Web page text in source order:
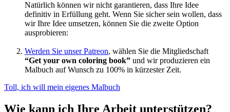
Natürlich können wir nicht garantieren, dass Ihre Idee
definitiv in Erfüllung geht. Wenn Sie sicher sein wollen, dass
wir Ihre Idee umsetzen, können Sie die zweite Option
ausprobieren:
Werden Sie unser Patreon, wählen Sie die Mitgliedschaft
“Get your own coloring book” und wir produzieren ein
Malbuch auf Wunsch zu 100% in kürzester Zeit.
Toll, ich will mein eigenes Malbuch
Wie kann ich Ihre Arbeit unterstützen?